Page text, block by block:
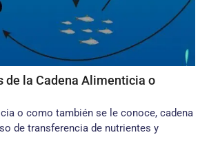
de la Cadena Alimenticia o
o como también se le conoce, cadena
de transferencia de nutrientes y